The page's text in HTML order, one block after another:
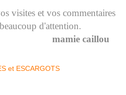
visites et vos commentaires
d'attention.
mamie caillou
et ESCARGOTS